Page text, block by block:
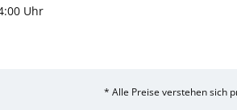
Uhr
* Alle Preise verstehen sich